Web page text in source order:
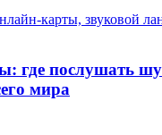
где послушать
мира